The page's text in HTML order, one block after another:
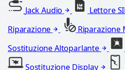
Jack Audio
Lettore
Riparazione
Riparazione
Sostituzione Altoparlante
Sostituzione Display